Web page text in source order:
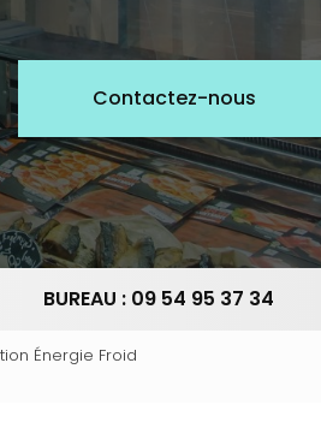
Contactez-nous
BUREAU : 09 54 95 37 34
Énergie Froid